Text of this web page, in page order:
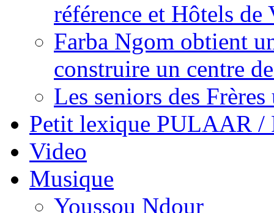
référence et Hôtels
Farba Ngom obtient
construire un centre
Les seniors des Frères
Petit lexique PULAAR
Video
Musique
Youssou Ndour